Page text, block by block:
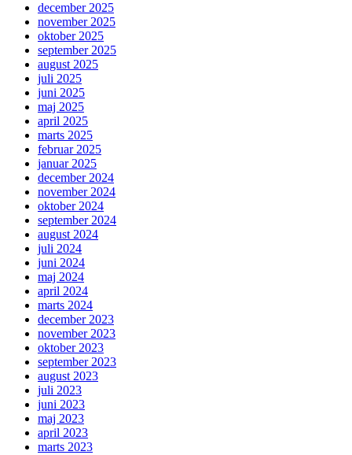
december 2025
november 2025
oktober 2025
september 2025
august 2025
juli 2025
juni 2025
maj 2025
april 2025
marts 2025
februar 2025
januar 2025
december 2024
november 2024
oktober 2024
september 2024
august 2024
juli 2024
juni 2024
maj 2024
april 2024
marts 2024
december 2023
november 2023
oktober 2023
september 2023
august 2023
juli 2023
juni 2023
maj 2023
april 2023
marts 2023